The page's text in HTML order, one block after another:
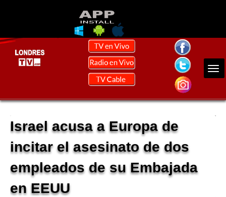
Israel acusa a Europa de
incitar el asesinato de dos
empleados de su Embajada
en EEUU